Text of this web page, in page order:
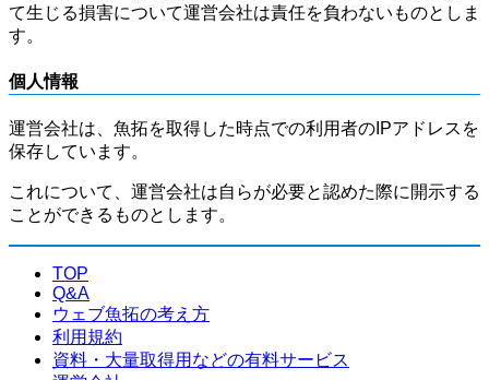
て生じる損害について運営会社は責任を負わないものとしま
す。
個人情報
運営会社は、魚拓を取得した時点での利用者のIPアドレスを
保存しています。
これについて、運営会社は自らが必要と認めた際に開示する
ことができるものとします。
TOP
Q&A
ウェブ魚拓の考え方
利用規約
資料・大量取得用などの有料サービス